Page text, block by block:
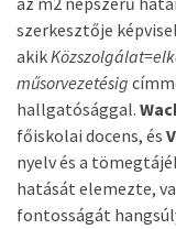
szerkesztője
akik
műsorvezetésig
hallgatósággal.
főiskolai docens, és
nyelv és a
hatását elemezte,
fontosságát